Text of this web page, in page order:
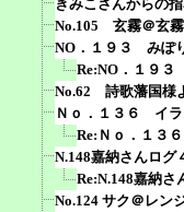
きみこさんからの
No.105 玄霧＠玄霧
NO．１９３ みぽ
Re:NO．１９３
No.62 詩歌藩国様
Ｎｏ．１３６ イラ
Re:Ｎｏ．１３
N.148嘉納さんログ
Re:N.148嘉納さ
No.124 サク＠レン